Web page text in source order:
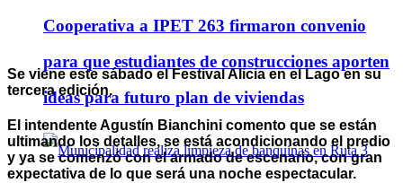
Cooperativa a IPET 263 firmaron convenio
para que estudiantes de construcciones aporten
ideas para futuro plan de viviendas
Se viene este sábado el Festival Alicia en el Lago en su
tercera edición.
El intendente Agustín Bianchini comento que se están
ultimando los detalles, se está acondicionando el predio
y ya se comenzó con el armado de escenario, con gran
expectativa de lo que será una noche espectacular.